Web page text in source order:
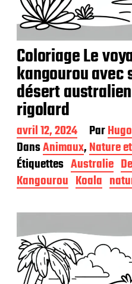
Coloriage Le
kangourou avec
désert
rigolard
D
a
t
e
d
e
u
l
i
c
a
avril 12, 2024 ParHugo
DansAnimaux,Nature
Étiquettes Australie
Kangourou Koala